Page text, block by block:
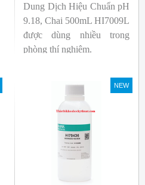
Dung Dịch Hiệu Chuẩn pH
9.18, Chai 500mL HI7009L
được dùng nhiều trong
phòng thí nghiệm.
NEW